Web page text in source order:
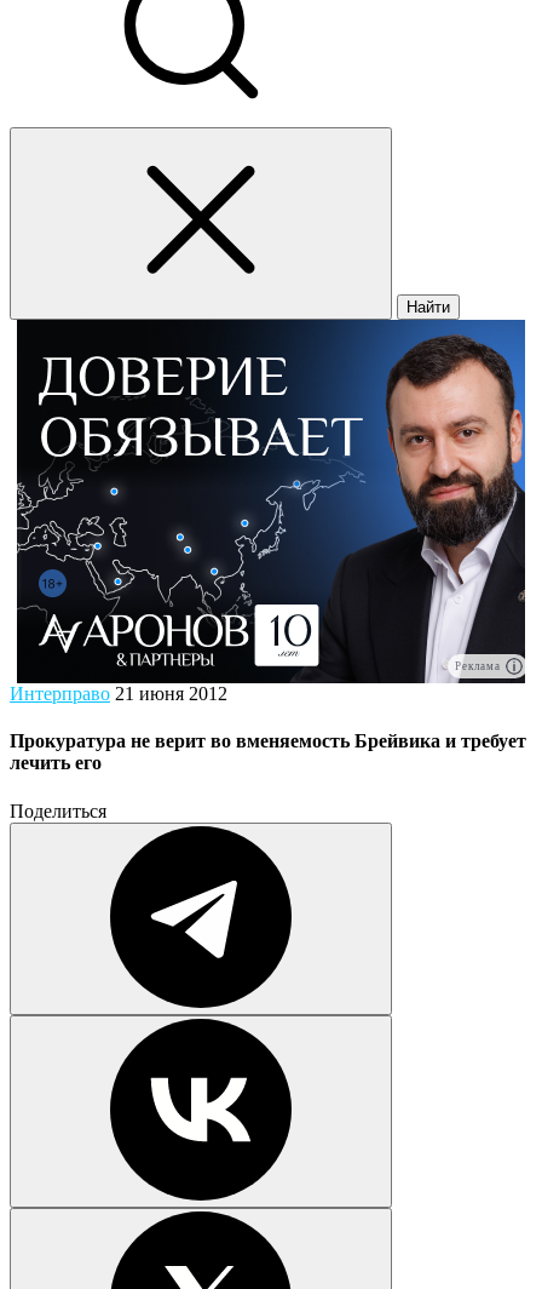
Найти
Реклама
Интерправо 21 июня 2012
Прокуратура не верит во вменяемость Брейвика и требует
лечить его
Поделиться